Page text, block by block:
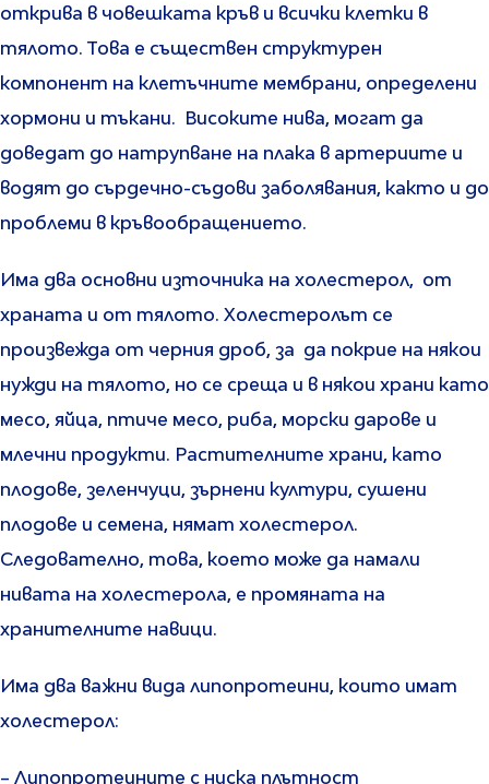
открива в човешката кръв и всички клетки в
тялото. Това е съществен структурен
компонент на клетъчните мембрани, определени
хормони и тъкани. Високите нива, могат да
доведат до натрупване на плака в артериите и
водят до сърдечно-съдови заболявания, както и до
проблеми в кръвообращението.
Има два основни източника на холестерол, от
храната и от тялото. Холестеролът се
произвежда от черния дроб, за да покрие на някои
нужди на тялото, но се среща и в някои храни като
месо, яйца, птиче месо, риба, морски дарове и
млечни продукти. Растителните храни, като
плодове, зеленчуци, зърнени култури, сушени
плодове и семена, нямат холестерол.
Следователно, това, което може да намали
нивата на холестерола, е промяната на
хранителните навици.
Има два важни вида липопротеини, които имат
холестерол:
– Липопротеините с ниска плътност